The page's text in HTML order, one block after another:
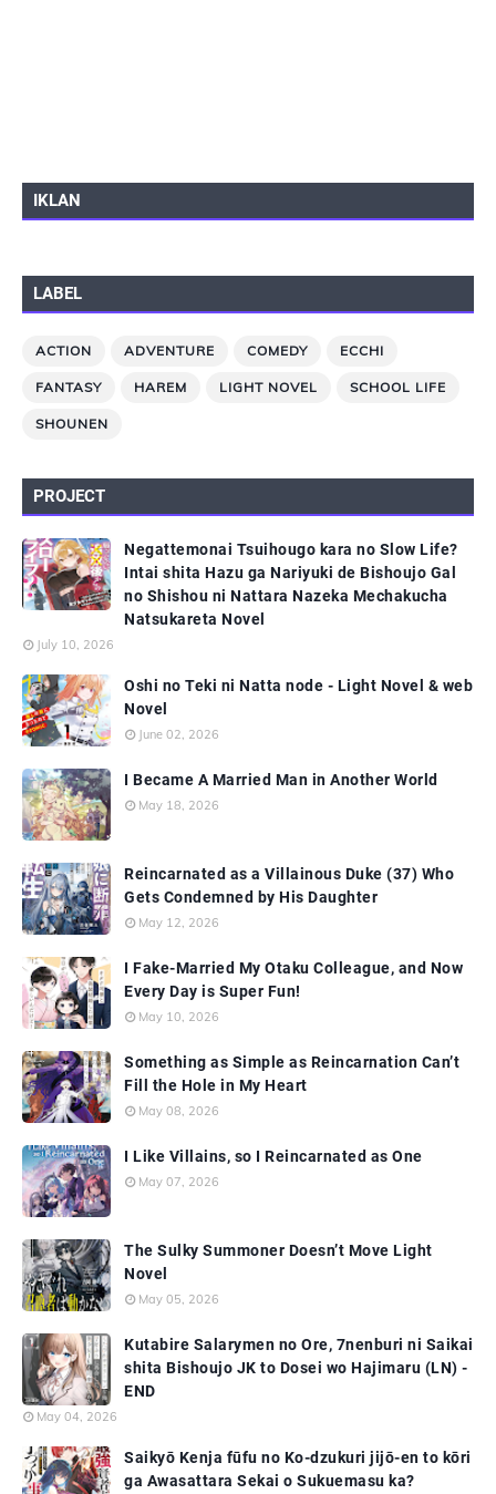
IKLAN
LABEL
ACTION ADVENTURE COMEDY ECCHI
FANTASY HAREM LIGHT NOVEL SCHOOL LIFE
SHOUNEN
PROJECT
Negattemonai Tsuihougo kara no Slow Life?
Intai shita Hazu ga Nariyuki de Bishoujo Gal
no Shishou ni Nattara Nazeka Mechakucha
Natsukareta Novel
July 10, 2026
Oshi no Teki ni Natta node - Light Novel & web
Novel
June 02, 2026
I Became A Married Man in Another World
May 18, 2026
Reincarnated as a Villainous Duke (37) Who
Gets Condemned by His Daughter
May 12, 2026
I Fake-Married My Otaku Colleague, and Now
Every Day is Super Fun!
May 10, 2026
Something as Simple as Reincarnation Can’t
Fill the Hole in My Heart
May 08, 2026
I Like Villains, so I Reincarnated as One
May 07, 2026
The Sulky Summoner Doesn’t Move Light
Novel
May 05, 2026
Kutabire Salarymen no Ore, 7nenburi ni Saikai
shita Bishoujo JK to Dosei wo Hajimaru (LN) -
END
May 04, 2026
Saikyō Kenja fūfu no Ko-dzukuri jijō-en to kōri
ga Awasattara Sekai o Sukuemasu ka?